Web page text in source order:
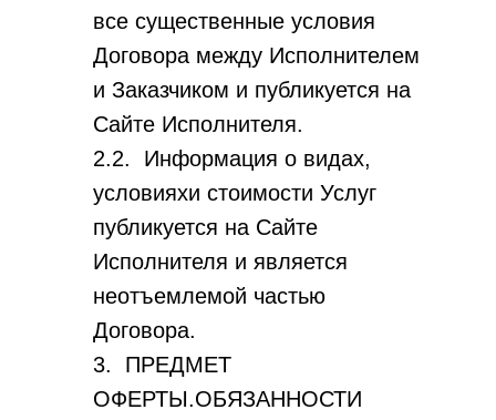
все существенные условия
Договора между Исполнителем
и Заказчиком и публикуется на
Сайте Исполнителя.
2.2. Информация о видах,
условияхи стоимости Услуг
публикуется на Сайте
Исполнителя и является
неотъемлемой частью
Договора.
3. ПРЕДМЕТ
ОФЕРТЫ.ОБЯЗАННОСТИ